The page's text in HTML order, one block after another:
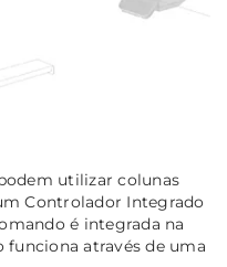
utilizar colunas
Controlador Integrado
é integrada na
através de uma